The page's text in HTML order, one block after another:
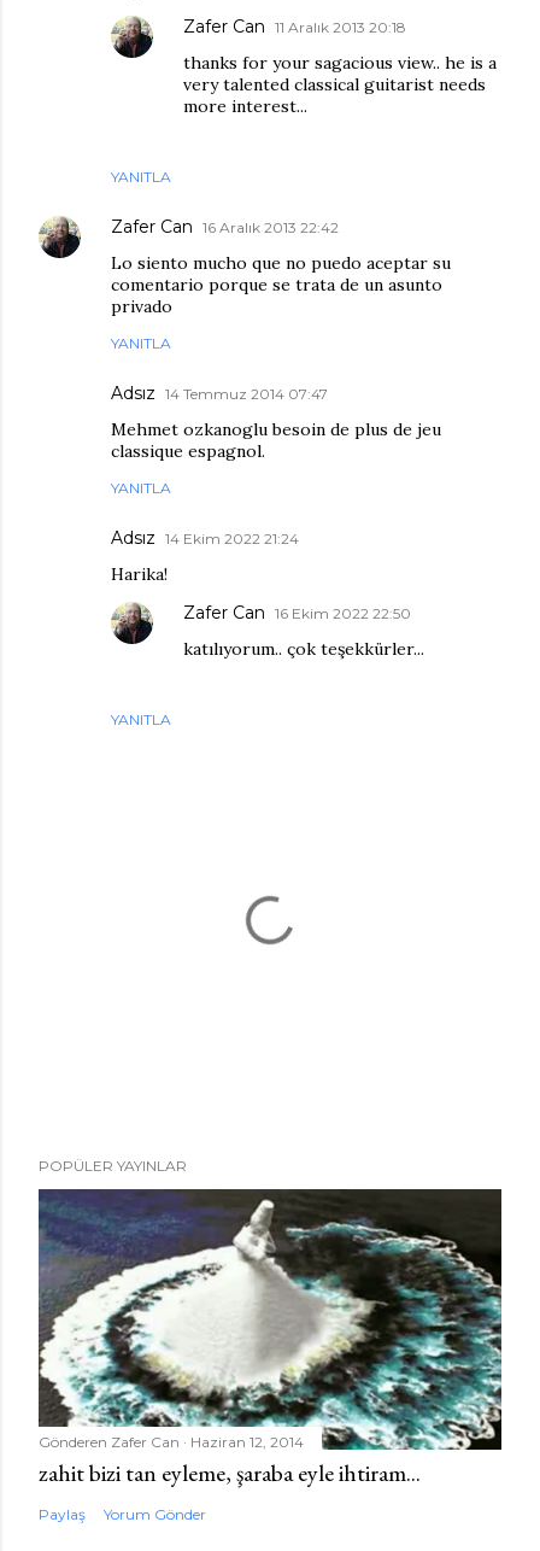
YANITLA
Zafer Can 11 Aralık 2013 20:18
thanks for your sagacious view.. he is a
very talented classical guitarist needs
more interest...
Zafer Can 16 Aralık 2013 22:42
Lo siento mucho que no puedo aceptar su
comentario porque se trata de un asunto
privado
YANITLA
Adsız 14 Temmuz 2014 07:47
Mehmet ozkanoglu besoin de plus de jeu
classique espagnol.
YANITLA
Adsız 14 Ekim 2022 21:24
Harika!
YANITLA
Zafer Can 16 Ekim 2022 22:50
katılıyorum.. çok teşekkürler...
o
r
u
m
G
ö
n
d
e
r
POPÜLER YAYINLAR
Gönderen Zafer Can Haziran 12, 2014
zahit bizi tan eyleme, şaraba eyle ihtiram...
Paylaş Yorum Gönder